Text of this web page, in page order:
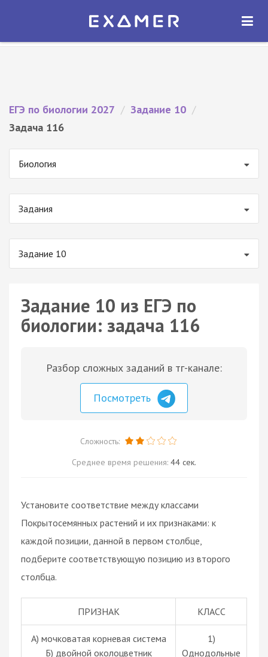
Экзамер — ЕГЭ 2027
ОТКРЫТЬ
ЕГЭ по биологии 2027 / Задание 10 /
Задача 116
Биология
Задания
Задание 10
Задание 10 из ЕГЭ по
биологии: задача 116
Разбор сложных заданий в тг-канале:
Посмотреть
Сложность:
Среднее время решения: 44 сек.
Установите соответствие между классами
Покрытосемянных растений и их признаками: к
каждой позиции, данной в первом столбце,
подберите соответствующую позицию из второго
столбца.
ПРИЗНАК КЛАСС
А) мочковатая корневая система
Б) двойной околоцветник
1)
Однодольные